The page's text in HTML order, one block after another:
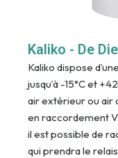
Kaliko - De
Kaliko dispose
jusqu’à -15°C et
air extérieur ou air
en raccordement
il est possible de
qui prendra le